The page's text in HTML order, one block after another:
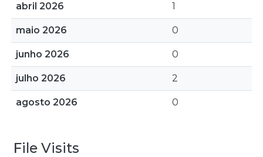
abril 2026 1
maio 2026 0
junho 2026 0
julho 2026 2
agosto 2026 0
File Visits